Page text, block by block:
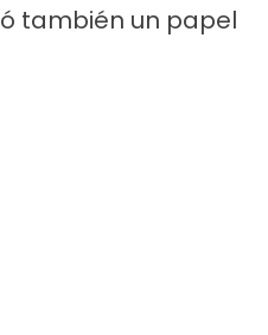
también un papel